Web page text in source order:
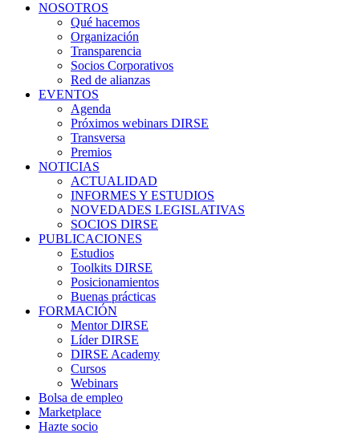
NOSOTROS
Qué hacemos
Organización
Transparencia
Socios Corporativos
Red de alianzas
EVENTOS
Agenda
Próximos webinars DIRSE
Transversa
Premios
NOTICIAS
ACTUALIDAD
INFORMES Y ESTUDIOS
NOVEDADES LEGISLATIVAS
SOCIOS DIRSE
PUBLICACIONES
Estudios
Toolkits DIRSE
Posicionamientos
Buenas prácticas
FORMACIÓN
Mentor DIRSE
Líder DIRSE
DIRSE Academy
Cursos
Webinars
Bolsa de empleo
Marketplace
Hazte socio